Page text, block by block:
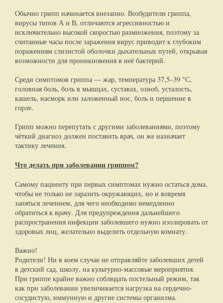
Обычно грипп начинается внезапно. Возбудители гриппа,
вирусы типов А и В, отличаются агрессивностью и
исключительно высокой скоростью размножения, поэтому за
считанные часы после заражения вирус приводит к глубоким
поражениям слизистой оболочки дыхательных путей, открывая
возможности для проникновения в неё бактерий.
Среди симптомов гриппа — жар, температура 37,5–39 °С,
головная боль, боль в мышцах, суставах, озноб, усталость,
кашель, насморк или заложенный нос, боль и першение в
горле.
Грипп можно перепутать с другими заболеваниями, поэтому
чёткий диагноз должен поставить врач, он же назначает
тактику лечения.
Что делать при заболевании гриппом?
Самому пациенту при первых симптомах нужно остаться дома,
чтобы не только не заразить окружающих, но и вовремя
заняться лечением, для чего необходимо немедленно
обратиться к врачу. Для предупреждения дальнейшего
распространения инфекции заболевшего нужно изолировать от
здоровых лиц, желательно выделить отдельную комнату.
Важно!
Родители! Ни в коем случае не отправляйте заболевших детей
в детский сад, школу, на культурно-массовые мероприятия.
При гриппе крайне важно соблюдать постельный режим, так
как при заболевании увеличивается нагрузка на сердечно-
сосудистую, иммунную и другие системы организма.